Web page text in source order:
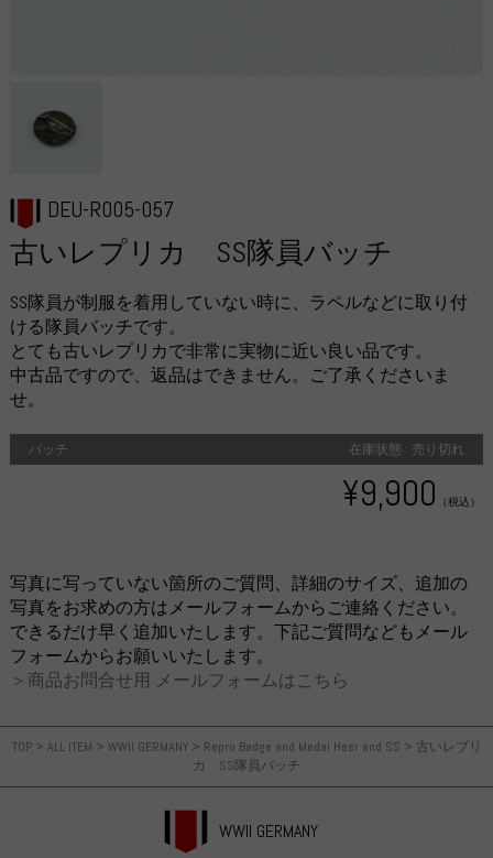
TOP> ALL ITEM > WWII GERMANY> Repro Badge and Medal Heer and SS > 古いレプリ
カ SS隊員バッチ
WWII GERMANY
DEU-R005-057
古いレプリカ SS隊員バッチ
SS隊員が制服を着用していない時に、ラペルなどに取り付
ける隊員バッチです。
とても古いレプリカで非常に実物に近い良い品です。
中古品ですので、返品はできません。ご了承くださいま
せ。
バッチ 在庫状態 : 売り切れ
¥9,900 （税込）
写真に写っていない箇所のご質問、詳細のサイズ、追加の
写真をお求めの方はメールフォームからご連絡ください。
できるだけ早く追加いたします。下記ご質問などもメール
フォームからお願いいたします。
＞商品お問合せ用 メールフォームはこちら